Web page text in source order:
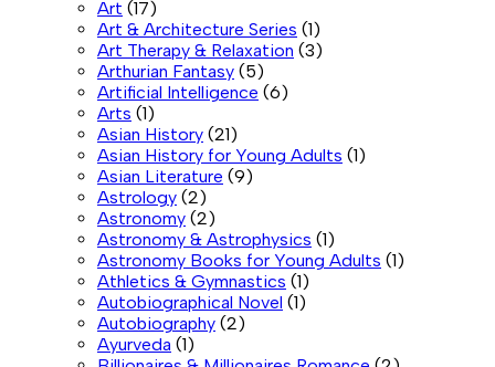
Art (17)
Art & Architecture Series (1)
Art Therapy & Relaxation (3)
Arthurian Fantasy (5)
Artificial Intelligence (6)
Arts (1)
Asian History (21)
Asian History for Young Adults (1)
Asian Literature (9)
Astrology (2)
Astronomy (2)
Astronomy & Astrophysics (1)
Astronomy Books for Young Adults (1)
Athletics & Gymnastics (1)
Autobiographical Novel (1)
Autobiography (2)
Ayurveda (1)